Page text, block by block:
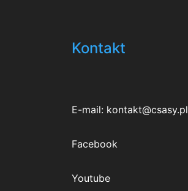
Kontakt
E-mail: kontakt@csasy.pl
Facebook
Youtube